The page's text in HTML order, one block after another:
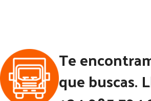
Código Pieza:Te
que buscas.